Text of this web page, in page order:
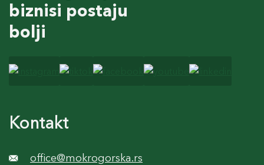
biznisi postaju
bolji
Kontakt
office@mokrogorska.rs